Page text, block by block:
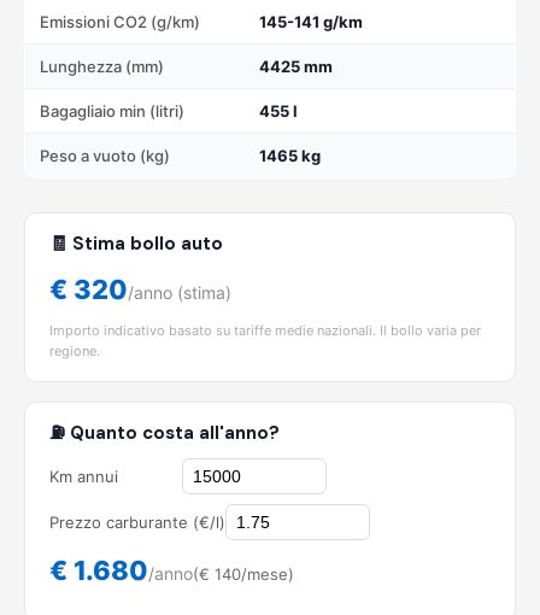
Emissioni CO2 (g/km) 145-141 g/km
Lunghezza (mm) 4425 mm
Bagagliaio min (litri) 455 l
Peso a vuoto (kg) 1465 kg
🧾 Stima bollo auto
€ 320/anno (stima)
Importo indicativo basato su tariffe medie nazionali. Il bollo varia per
regione.
⛽ Quanto costa all'anno?
Km annui
Prezzo carburante (€/l)
€ 1.680/anno(€ 140/mese)